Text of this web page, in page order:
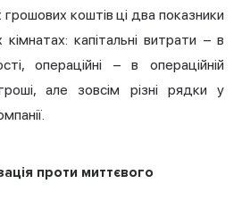
грошових коштів ці два показники
капітальні витрати – в
операційні – в операційній
але зовсім різні рядки у
проти миттєвого